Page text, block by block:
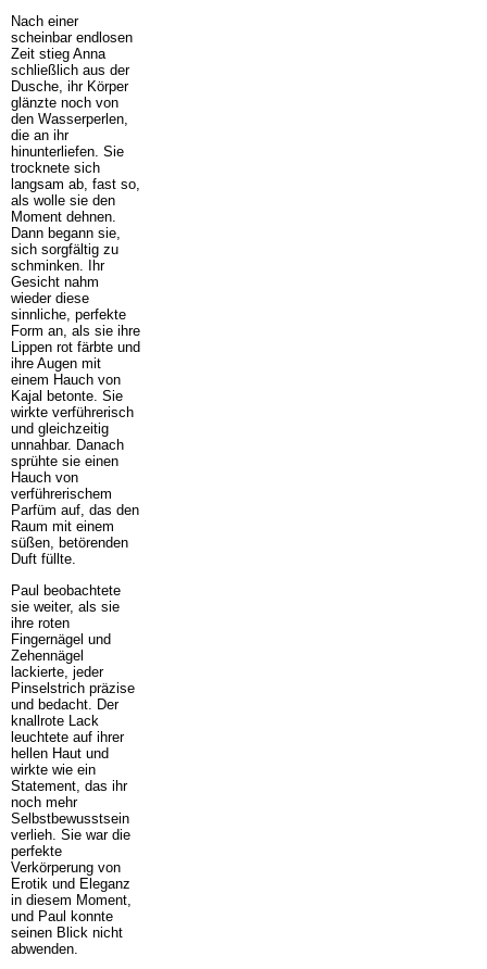
Nach einer
scheinbar endlosen
Zeit stieg Anna
schließlich aus der
Dusche, ihr Körper
glänzte noch von
den Wasserperlen,
die an ihr
hinunterliefen. Sie
trocknete sich
langsam ab, fast so,
als wolle sie den
Moment dehnen.
Dann begann sie,
sich sorgfältig zu
schminken. Ihr
Gesicht nahm
wieder diese
sinnliche, perfekte
Form an, als sie ihre
Lippen rot färbte und
ihre Augen mit
einem Hauch von
Kajal betonte. Sie
wirkte verführerisch
und gleichzeitig
unnahbar. Danach
sprühte sie einen
Hauch von
verführerischem
Parfüm auf, das den
Raum mit einem
süßen, betörenden
Duft füllte.
Paul beobachtete
sie weiter, als sie
ihre roten
Fingernägel und
Zehennägel
lackierte, jeder
Pinselstrich präzise
und bedacht. Der
knallrote Lack
leuchtete auf ihrer
hellen Haut und
wirkte wie ein
Statement, das ihr
noch mehr
Selbstbewusstsein
verlieh. Sie war die
perfekte
Verkörperung von
Erotik und Eleganz
in diesem Moment,
und Paul konnte
seinen Blick nicht
abwenden.